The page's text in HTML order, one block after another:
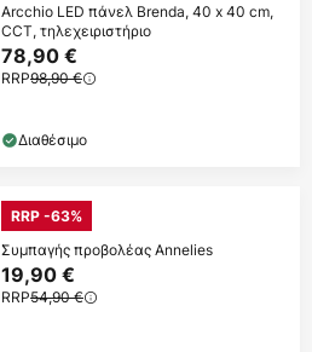
Arcchio LED πάνελ Brenda, 40 x 40 cm,
CCT, τηλεχειριστήριο
78,90 €
RRP98,90 €
Διαθέσιμο
RRP -63%
Συμπαγής προβολέας Annelies
19,90 €
RRP54,90 €